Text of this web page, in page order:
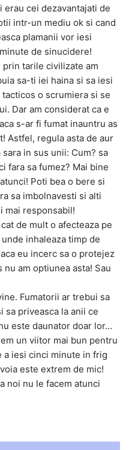
cei dezavantajati de
intr-un mediu ok si cand
plamanii vor iesi
de sinucidere!
tarile civilizate am
sa-ti iei haina si sa iesi
o scrumiera si se
Dar am considerat ca e
s-ar fi fumat inauntru as
Astfel, regula asta de aur
in sus unii: Cum? sa
fara sa fumez? Mai bine
Poti bea o bere si
sa imbolnavesti si alti
mai responsabil!
de mult o afecteaza pe
inhaleaza timp de
eu incerc sa o protejez
am optiunea asta! Sau
Fumatorii ar trebui sa
sa priveasca la anii ce
este daunator doar lor…
un viitor mai bun pentru
iesi cinci minute in frig
este extrem de mic!
noi nu le facem atunci